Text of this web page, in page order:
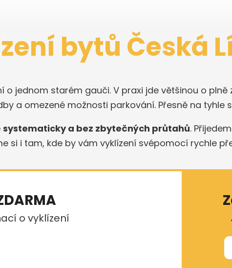
bytů Česká
o jednom starém gauči. V praxi jde většinou o
a omezené možnosti parkování. Přesně na tyhle
systematicky a bez zbytečných průtahů.
si i tam, kde by vám vyklízení svépomocí rychle
o vyklízení